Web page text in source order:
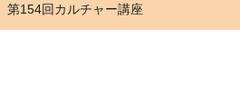
第154回カルチャー講座